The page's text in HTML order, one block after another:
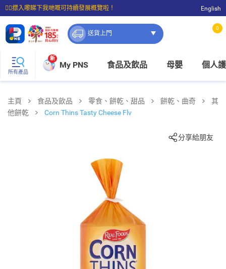
☝🏼㩒入嚟睇下我哋嘅可持續發展概覽啦！
⭐購物滿$399即享免費送貨；滿$100即可免費店取。
English
送貨上門
0
所有產品
新
My PNS 食品及飲品 母嬰 個人
主頁 食品及飲品 零食、餅乾、甜品 餅乾、曲奇
其
他餅乾
Corn Thins Tasty Cheese Flv
分享給朋友